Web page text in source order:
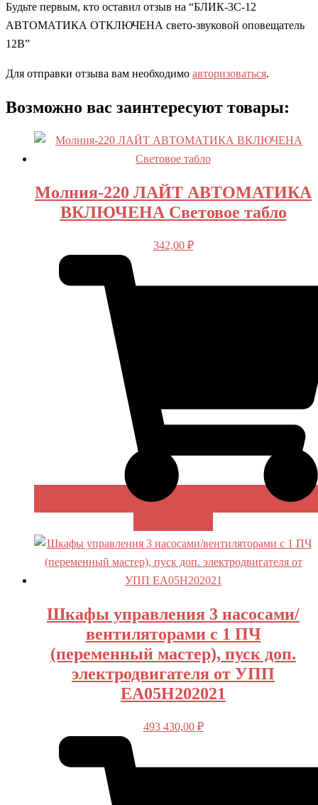
Будьте первым, кто оставил отзыв на “БЛИК-3С-12
АВТОМАТИКА ОТКЛЮЧЕНА свето-звуковой оповещатель
12В”
Для отправки отзыва вам необходимо авторизоваться.
Возможно вас заинтересуют товары:
Молния-220 ЛАЙТ АВТОМАТИКА
ВКЛЮЧЕНА Световое табло
342,00 ₽
Шкафы управления 3 насосами/
вентиляторами с 1 ПЧ
(переменный мастер), пуск доп.
электродвигателя от УПП
EA05H202021
493 430,00 ₽